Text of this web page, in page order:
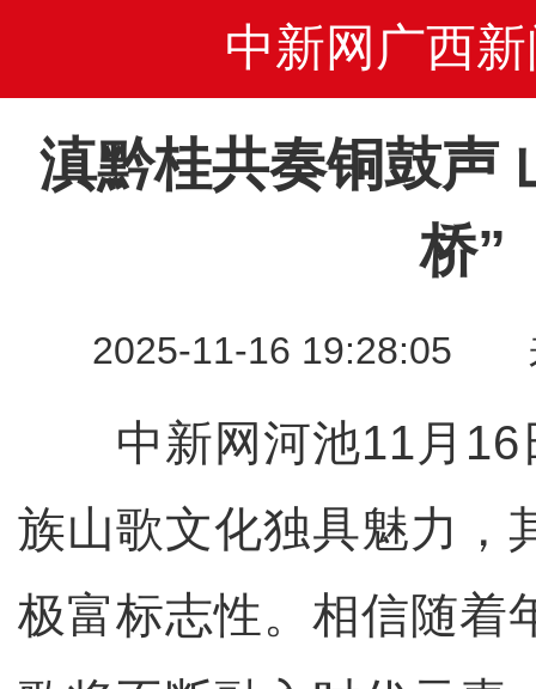
中新网广西新
滇黔桂共奏铜鼓声
桥”
2025-11-16 19:28:05
中新网河池11月16
族山歌文化独具魅力，
极富标志性。相信随着